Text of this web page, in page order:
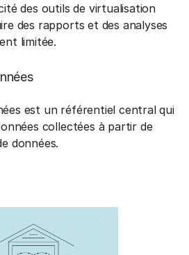
des outils de virtualisation
des rapports et des analyses
limitée.
est un référentiel central qui
collectées à partir de
données.